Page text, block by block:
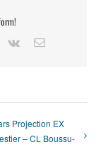
Vk Email
Projection EX
– CL Boussu-